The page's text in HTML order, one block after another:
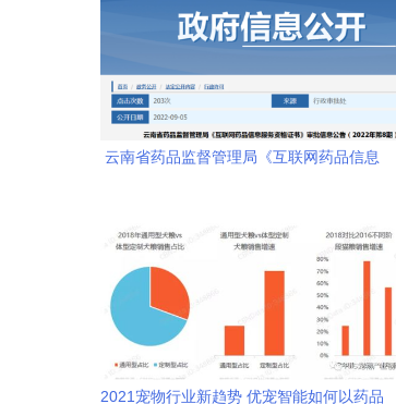
云南省药品监督管理局《互联网药品信息
2021宠物行业新趋势 优宠智能如何以药品